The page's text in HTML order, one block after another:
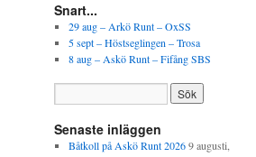
Snart...
29 aug – Arkö Runt – OxSS
5 sept – Höstseglingen – Trosa
8 aug – Askö Runt – Fifång SBS
Senaste inläggen
Båtkoll på Askö Runt 2026 9 augusti,